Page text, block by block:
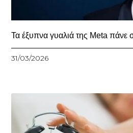
Τα έξυπνα γυαλιά της Meta πάνε
31/03/2026